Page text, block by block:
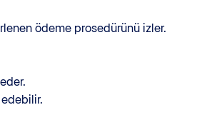
ödeme prosedürünü izler.